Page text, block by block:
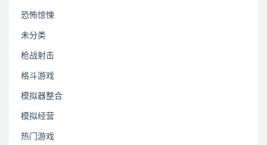
恐怖惊悚
未分类
枪战射击
格斗游戏
模拟器整合
模拟经营
热门游戏